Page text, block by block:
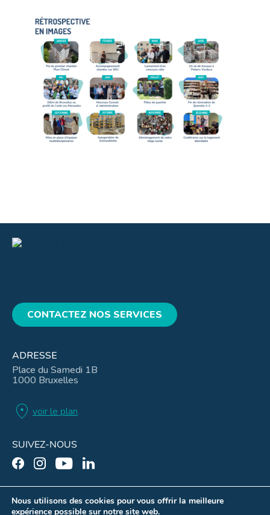
CONTACTEZ NOS SERVICES
ADRESSE
Place du Samedi 1B
1000 Bruxelles
location_on voir le plan
SUIVEZ-NOUS
Nous utilisons des cookies pour vous offrir la meilleure
expérience possible sur notre site web.